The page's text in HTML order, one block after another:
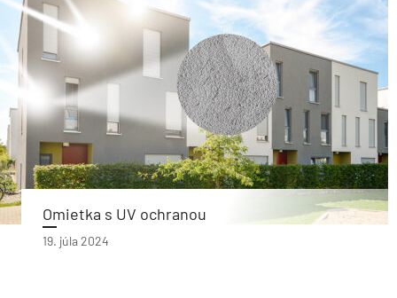
Omietka s UV ochranou
19. júla 2024